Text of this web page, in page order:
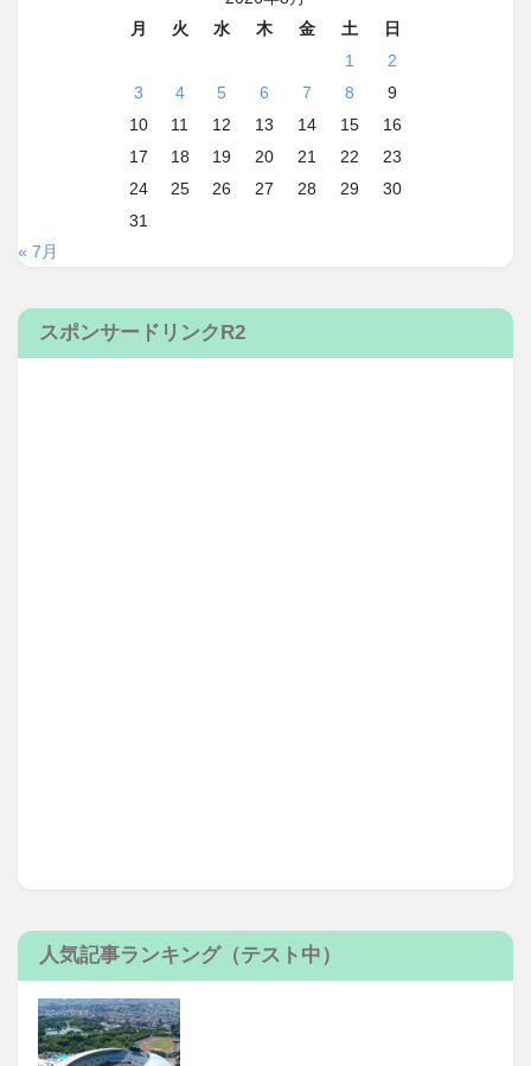
月
火 水 木 金 土
日
1
2
3
4 5 6 7 8
9
10
11 12 13 14 15
16
17
18 19 20 21 22
23
24
25 26 27 28 29
30
31
« 7月
スポンサードリンクR2
人気記事ランキング（テスト中）